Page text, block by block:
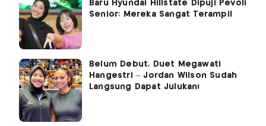
Baru Hyundai Hillstate Dipuji Pevoli
Senior: Mereka Sangat Terampil
Belum Debut, Duet Megawati
Hangestri – Jordan Wilson Sudah
Langsung Dapat Julukan!